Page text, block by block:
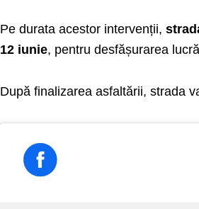
Pe durata acestor intervenții,
12 iunie, pentru desfășurarea
După finalizarea asfaltării, strada